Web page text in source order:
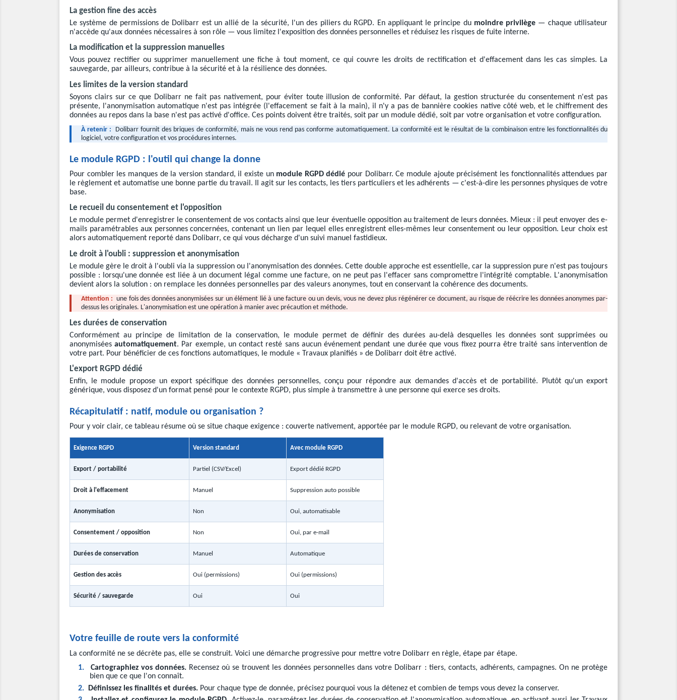
La gestion fine des accès
Le système de permissions de Dolibarr est un allié de la sécurité, l'un des piliers du RGPD. En appliquant le principe du moindre privilège — chaque utilisateur
n'accède qu'aux données nécessaires à son rôle — vous limitez l'exposition des données personnelles et réduisez les risques de fuite interne.
La modification et la suppression manuelles
Vous pouvez rectifier ou supprimer manuellement une fiche à tout moment, ce qui couvre les droits de rectification et d'effacement dans les cas simples. La
sauvegarde, par ailleurs, contribue à la sécurité et à la résilience des données.
Les limites de la version standard
Soyons clairs sur ce que Dolibarr ne fait pas nativement, pour éviter toute illusion de conformité. Par défaut, la gestion structurée du consentement n'est pas
présente, l'anonymisation automatique n'est pas intégrée (l'effacement se fait à la main), il n'y a pas de bannière cookies native côté web, et le chiffrement des
données au repos dans la base n'est pas activé d'office. Ces points doivent être traités, soit par un module dédié, soit par votre organisation et votre configuration.
À retenir : Dolibarr fournit des briques de conformité, mais ne vous rend pas conforme automatiquement. La conformité est le résultat de la combinaison entre les fonctionnalités du
logiciel, votre configuration et vos procédures internes.
Le module RGPD : l'outil qui change la donne
Pour combler les manques de la version standard, il existe un module RGPD dédié pour Dolibarr. Ce module ajoute précisément les fonctionnalités attendues par
le règlement et automatise une bonne partie du travail. Il agit sur les contacts, les tiers particuliers et les adhérents — c'est-à-dire les personnes physiques de votre
base.
Le recueil du consentement et l'opposition
Le module permet d'enregistrer le consentement de vos contacts ainsi que leur éventuelle opposition au traitement de leurs données. Mieux : il peut envoyer des e-
mails paramétrables aux personnes concernées, contenant un lien par lequel elles enregistrent elles-mêmes leur consentement ou leur opposition. Leur choix est
alors automatiquement reporté dans Dolibarr, ce qui vous décharge d'un suivi manuel fastidieux.
Le droit à l'oubli : suppression et anonymisation
Le module gère le droit à l'oubli via la suppression ou l'anonymisation des données. Cette double approche est essentielle, car la suppression pure n'est pas toujours
possible : lorsqu'une donnée est liée à un document légal comme une facture, on ne peut pas l'effacer sans compromettre l'intégrité comptable. L'anonymisation
devient alors la solution : on remplace les données personnelles par des valeurs anonymes, tout en conservant la cohérence des documents.
Attention :une fois des données anonymisées sur un élément lié à une facture ou un devis, vous ne devez plus régénérer ce document, au risque de réécrire les données anonymes par-
dessus les originales. L'anonymisation est une opération à manier avec précaution et méthode.
Les durées de conservation
Conformément au principe de limitation de la conservation, le module permet de définir des durées au-delà desquelles les données sont supprimées ou
anonymiséesautomatiquement. Par exemple, un contact resté sans aucun événement pendant une durée que vous fixez pourra être traité sans intervention de
votre part. Pour bénéficier de ces fonctions automatiques, le module « Travaux planifiés » de Dolibarr doit être activé.
L'export RGPD dédié
Enfin, le module propose un export spécifique des données personnelles, conçu pour répondre aux demandes d'accès et de portabilité. Plutôt qu'un export
générique, vous disposez d'un format pensé pour le contexte RGPD, plus simple à transmettre à une personne qui exerce ses droits.
Récapitulatif : natif, module ou organisation ?
Pour y voir clair, ce tableau résume où se situe chaque exigence : couverte nativement, apportée par le module RGPD, ou relevant de votre organisation.
Exigence RGPD Version standard Avec module RGPD
Export / portabilité Partiel (CSV/Excel) Export dédié RGPD
Droit à l'effacement Manuel Suppression auto possible
Anonymisation Non Oui, automatisable
Consentement / opposition Non Oui, par e-mail
Durées de conservation Manuel Automatique
Gestion des accès Oui (permissions) Oui (permissions)
Sécurité / sauvegarde Oui Oui
Votre feuille de route vers la conformité
La conformité ne se décrète pas, elle se construit. Voici une démarche progressive pour mettre votre Dolibarr en règle, étape par étape.
1.
Cartographiez vos données. Recensez où se trouvent les données personnelles dans votre Dolibarr : tiers, contacts, adhérents, campagnes. On ne protège
bien que ce que l'on connaît.
2.
Définissez les finalités et durées. Pour chaque type de donnée, précisez pourquoi vous la détenez et combien de temps vous devez la conserver.